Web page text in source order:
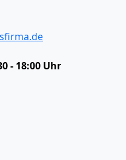
- 18:00 Uhr